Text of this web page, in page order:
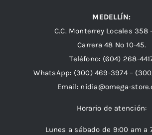
MEDELLÍN:
C.C. Monterrey Locales 358
Carrera 48 Nº 10-45.
Teléfono: (604) 268-
WhatsApp: (300) 469-3974 –
Email: nidia@omega-
Horario de atención:
Lunes a sábado de 9:00 am a